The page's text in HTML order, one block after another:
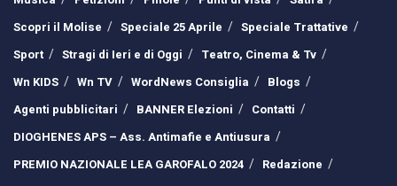
Scopri il Molise
Speciale 25 Aprile
Speciale Trattative
Sport
Stragi di Ieri e di Oggi
Teatro, Cinema & Tv
Wn KIDS
Wn TV WordNews Consiglia
Blogs
Agenti pubblicitari
BANNER Elezioni
Contatti
DIOGHENES APS – Ass. Antimafie e Antiusura
PREMIO NAZIONALE LEA GAROFALO 2024
Redazione